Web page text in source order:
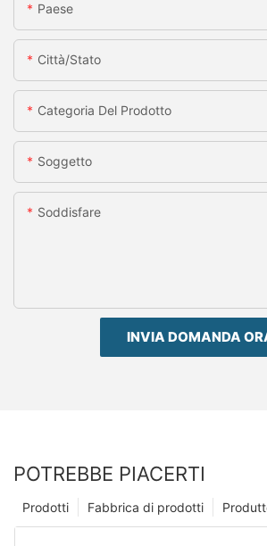
Paese
Città/stato
Categoria Del Prodotto
Soggetto
Soddisfare
INVIA DOMANDA
POTREBBE PIACERTI
Fabbrica di prodotti
Prodotti